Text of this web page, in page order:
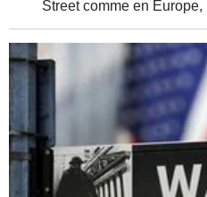
Street comme en
d'entreprises et une